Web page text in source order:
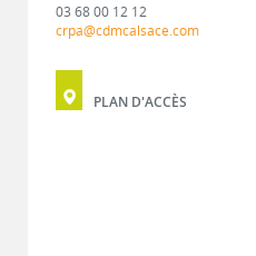
03 68 00 12 12
crpa@cdmcalsace.com
PLAN D'ACCÈS